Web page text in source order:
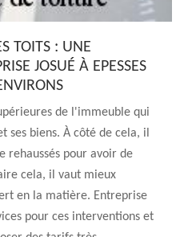
TOITS : UNE
JOSUÉ À EPESSES
de l'immeuble qui
biens. À côté de cela, il
rehaussés pour avoir de
cela, il vaut mieux
en la matière. Entreprise
pour ces interventions et